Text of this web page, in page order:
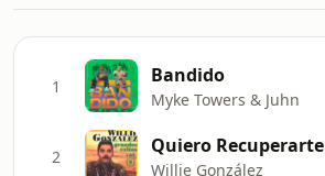
1 Bandido
Myke Towers & Juhn
2 Quiero Recuperarte
Willie González